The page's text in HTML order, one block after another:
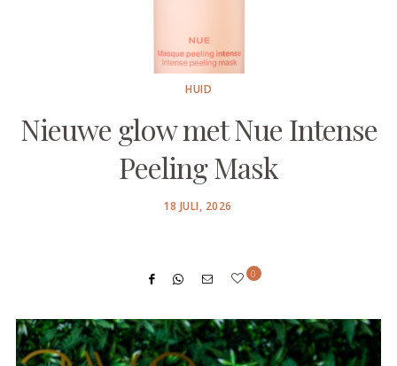
HUID
Nieuwe glow met Nue Intense
Peeling Mask
POSTED
18 JULI, 2026
0